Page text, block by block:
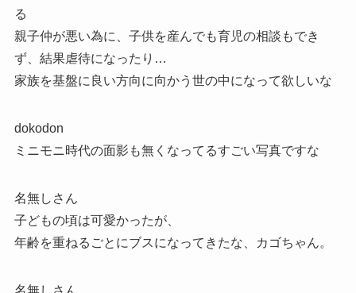
る
親子仲が悪い為に、子供を産んでも育児の相談もでき
ず、結果虐待になったり…
家族を基盤に良い方向に向かう世の中になって欲しいな
dokodon
ミニモニ時代の面影も無くなってるすごい写真ですな
名無しさん
子どもの頃は可愛かったが、
年齢を重ねるごとにブスになってきたな、カゴちゃん。
名無しさん